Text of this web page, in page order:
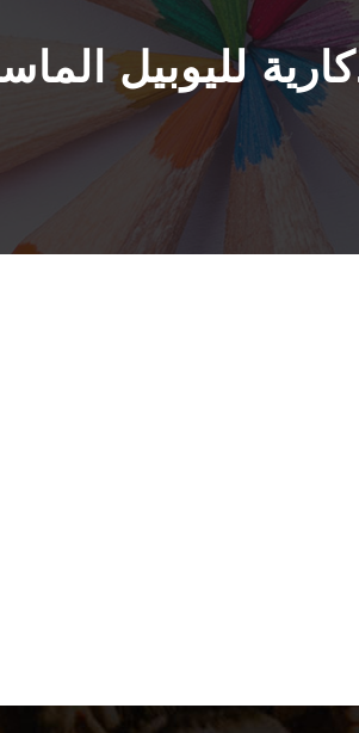
لليوبيل